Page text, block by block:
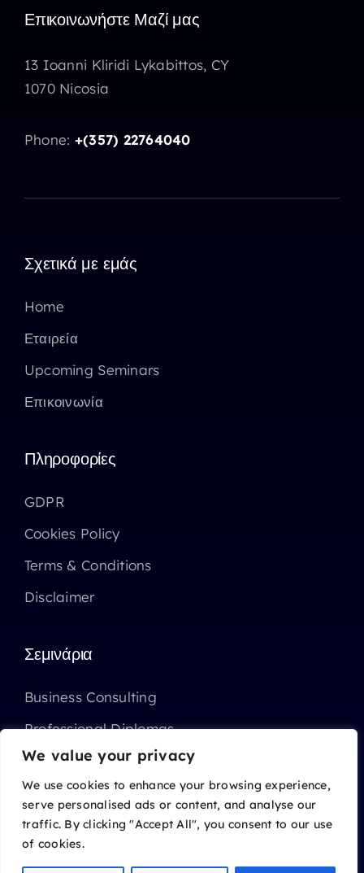
We value your privacy
We use cookies to enhance your browsing experience,
serve personalised ads or content, and analyse our
traffic. By clicking "Accept All", you consent to our use
of cookies.
Επικοινωνήστε Μαζί μας
13 Ioanni Kliridi Lykabittos, CY
1070 Nicosia
Phone: +(357) 22764040
Σχετικά με εμάς
Home
Εταιρεία
Upcoming Seminars
Επικοινωνία
Πληροφορίες
GDPR
Cookies Policy
Terms & Conditions
Disclaimer
Σεμινάρια
Business Consulting
Professional Diplomas
Επιχορηγημένα Σεμινάρια ΑΝΑΔ
© 2014 - 2026 • Charalambides Marketing Ltd